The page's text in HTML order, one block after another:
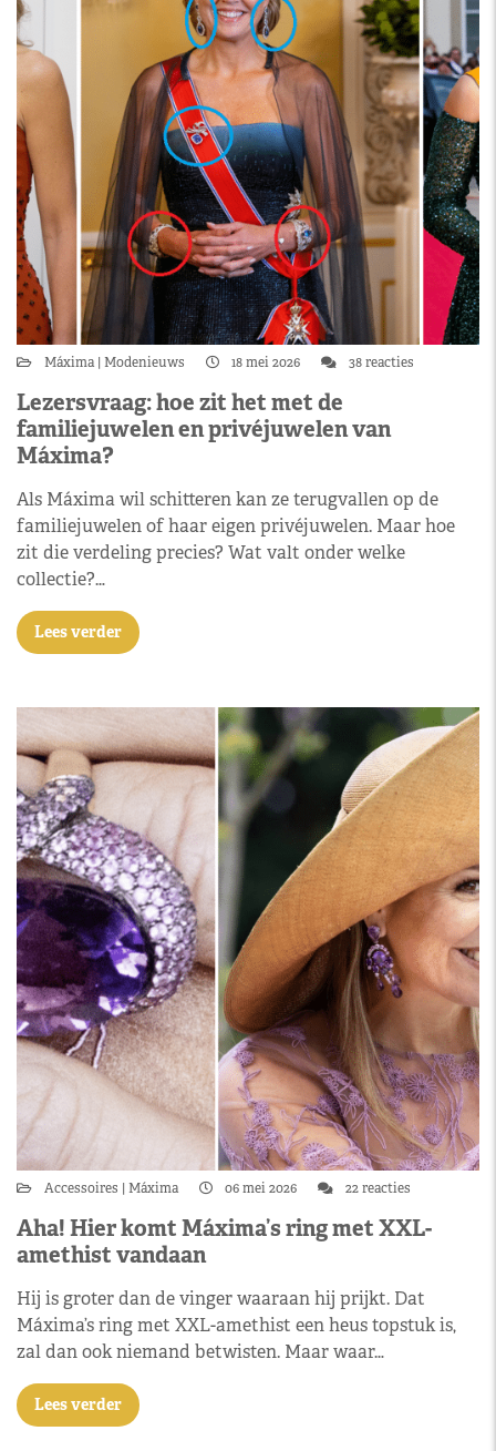
Máxima Modenieuws 18 mei 2026 38 reacties
Lezersvraag: hoe zit het met de
familiejuwelen en privéjuwelen van
Máxima?
Als Máxima wil schitteren kan ze terugvallen op de
familiejuwelen of haar eigen privéjuwelen. Maar hoe
zit die verdeling precies? Wat valt onder welke
collectie?…
Lees verder
Accessoires Máxima 06 mei 2026 22 reacties
Aha! Hier komt Máxima’s ring met XXL-
amethist vandaan
Hij is groter dan de vinger waaraan hij prijkt. Dat
Máxima’s ring met XXL-amethist een heus topstuk is,
zal dan ook niemand betwisten. Maar waar…
Lees verder